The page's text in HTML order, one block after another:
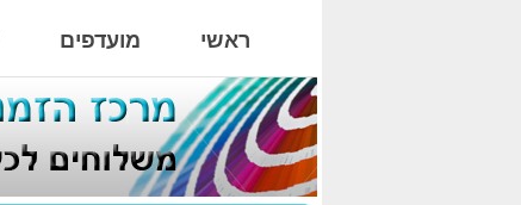
ראשי מועדפים